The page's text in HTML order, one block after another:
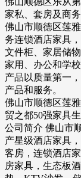
家私、套房及商
佛山市顺德区莲
务连锁酒店家具
文件柜、家居储
家用、办公和学
产品以质量第一
产品和服务。
佛山市顺德区莲
贸之都50强家具生
公司简介 佛山市
产星级酒店家具
客房，连锁酒店
房家具，生态板